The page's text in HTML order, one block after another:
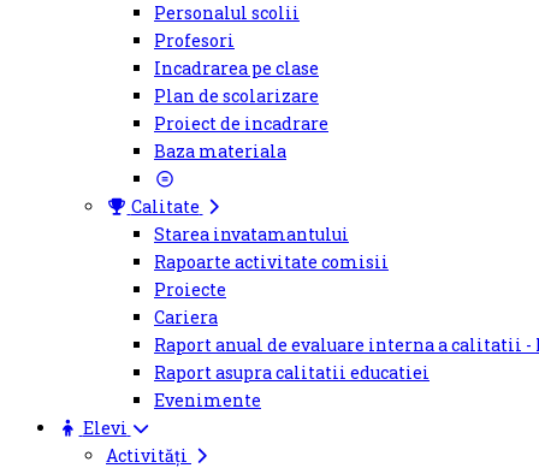
Personalul scolii
Profesori
Incadrarea pe clase
Plan de scolarizare
Proiect de incadrare
Baza materiala
Calitate
Starea invatamantului
Rapoarte activitate comisii
Proiecte
Cariera
Raport anual de evaluare interna a calitatii -
Raport asupra calitatii educatiei
Evenimente
Elevi
Activități